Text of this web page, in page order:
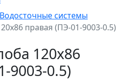
Водосточные системы
правая (ПЭ-01-9003-0.5)
120х86
9003-0.5)